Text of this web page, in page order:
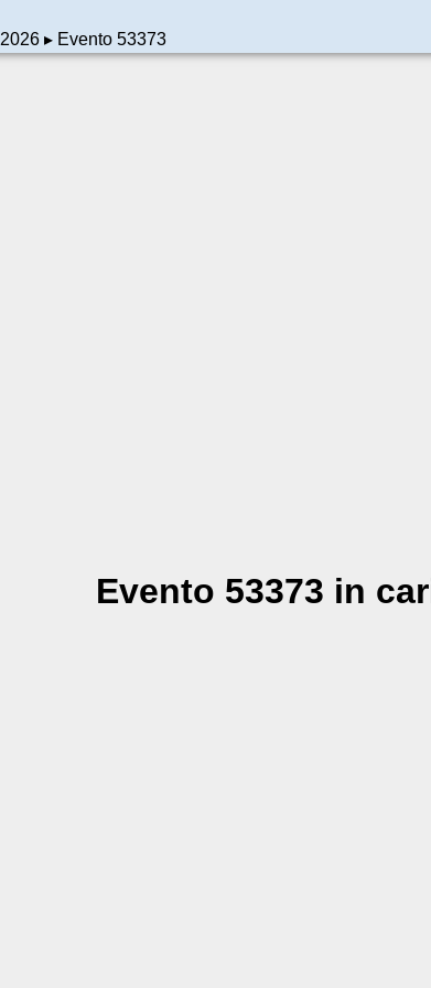
2026▸ Evento 53373
Evento 53373 in